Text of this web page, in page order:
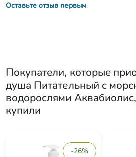
Оставьте отзыв первым
Покупатели, которые
душа Питательный с
водорослями
купили
-26%